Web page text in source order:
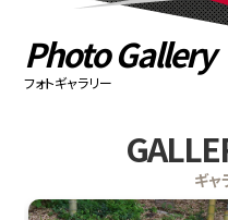
PRIVACY POLICY
Photo Gallery
フォトギャラリー
ギャ